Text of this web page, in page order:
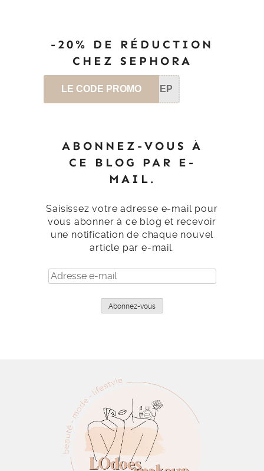
-20% DE RÉDUCTION
CHEZ SEPHORA
LE CODE PROMO SEP
ABONNEZ-VOUS À
CE BLOG PAR E-
MAIL.
Saisissez votre adresse e-mail pour
vous abonner à ce blog et recevoir
une notification de chaque nouvel
article par e-mail.
Adresse
e-
Abonnez-vous